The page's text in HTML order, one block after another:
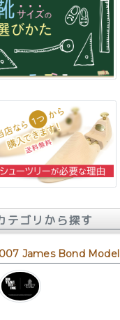
テゴリから探す
007 James Bond Model